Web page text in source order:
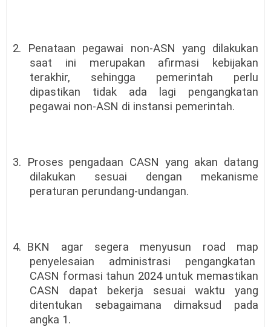
2. Penataan pegawai non-ASN yang dilakukan
saat ini merupakan aﬁrmasi kebijakan
terakhir, sehingga pemerintah perlu
dipastikan tidak ada lagi pengangkatan
pegawai non-ASN di instansi pemerintah.
3. Proses pengadaan CASN yang akan datang
dilakukan sesuai dengan mekanisme
peraturan perundang-undangan.
4. BKN agar segera menyusun road
map
penyelesaian
administrasi
pengangkatan
CASN formasi tahun 2024 untuk memastikan
CASN dapat bekerja sesuai waktu yang
ditentukan sebagaimana dimaksud pada
angka 1.